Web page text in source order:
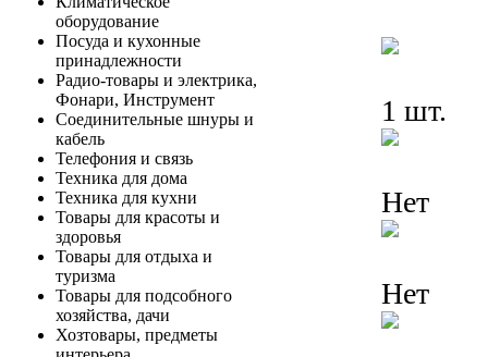
оборудование
Посуда и кухонные
принадлежности
Радио-товары и электрика,
Фонари, Инструмент
Соединительные шнуры и
кабель
Телефония и связь
Техника для дома
Техника для кухни
Товары для красоты и
здоровья
Товары для отдыха и
туризма
Товары для подсобного
хозяйства, дачи
Хозтовары, предметы
1 шт.
Нет
Нет